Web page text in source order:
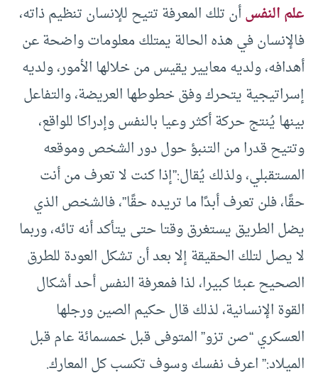
علم النفسأن تلك المعرفة تتيح للإنسان تنظيم ذاته،
فالإنسان في هذه الحالة يمتلك معلومات واضحة عن
أهدافه، ولديه معايير يقيس من خلالها الأمور، ولديه
إسراتيجية يتحرك وفق خطوطها العريضة، والتفاعل
بينها يُنتج حركة أكثر وعيا بالنفس وإدراكا للواقع،
وتتيح قدرا من التنبؤ حول دور الشخص وموقعه
المستقبلي، ولذلك يُقال:”إذا كنت لا تعرف من أنت
حقًا، فلن تعرف أبدًا ما تريده حقًا”، فالشخص الذي
يضل الطريق يستغرق وقتا حتى يتأكد أنه تائه، وربما
لا يصل لتلك الحقيقة إلا بعد أن تشكل العودة للطرق
الصحيح عبئا كبيرا، لذا فمعرفة النفس أحد أشكال
القوة الإنسانية، لذلك قال حكيم الصين ورجلها
العسكري “صن تزو” المتوفى قبل خمسمائة عام قبل
الميلاد:” اعرف نفسك وسوف تكسب كل المعارك.